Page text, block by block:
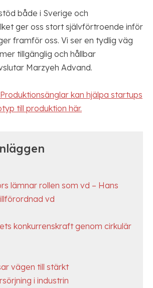
både i Sverige och
ger oss stort självförtroende inför
framför oss. Vi ser en tydlig väg
tillgänglig och hållbar
Marzyeh Advand.
kan hjälpa startups
till produktion här.
lämnar rollen som vd – Hans
vd
konkurrenskraft genom cirkulär
vägen till stärkt
i industrin